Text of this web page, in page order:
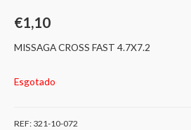
€1,10
MISSAGA CROSS FAST 4.7X7.2
Esgotado
REF: 321-10-072